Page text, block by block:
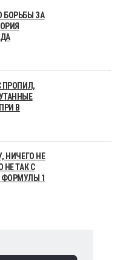
БОРЬБЫ ЗА
ПРОПИЛ,
В
НИЧЕГО НЕ
ТАК С
1